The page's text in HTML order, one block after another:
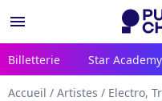
menu
Billetterie Star Academy
Accueil / Artistes / Electro,